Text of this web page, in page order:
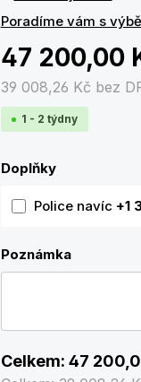
Poradíme vám s
47 200,00
39 008,26 Kč bez
1 - 2 týdny
Doplňky
Police navíc +1
Poznámka
Celkem: 47